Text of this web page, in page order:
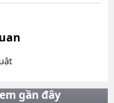
gần đây